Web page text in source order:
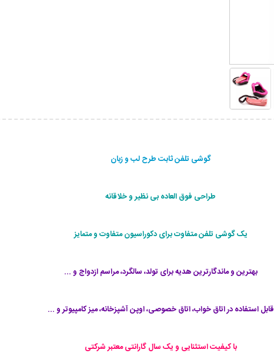
گوشی تلفن ثابت طرح لب و زبان
طراحی فوق العاده بی نظیر و خلاقانه
یک گوشی تلفن متفاوت برای دکوراسیون متفاوت و متمایز
بهترین و ماندگارترین هدیه برای تولد، سالگرد، مراسم ازدواج و ...
قابل استفاده در اتاق خواب، اتاق خصوصی، اوپن آشپزخانه، میز کامپیوتر و ...
با کیفیت استثنایی و یک سال گارانتی معتبر شرکتی